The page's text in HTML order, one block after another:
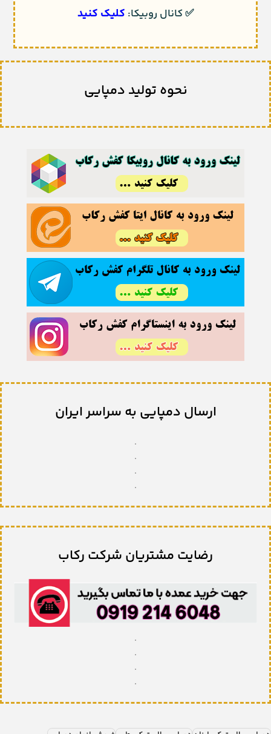
✅کانال روبیکا: کلیک کنید
نحوه تولید دمپایی
ارسال دمپایی به سراسر ایران
.
.
.
.
رضایت مشتریان شرکت رکاب
.
.
.
.